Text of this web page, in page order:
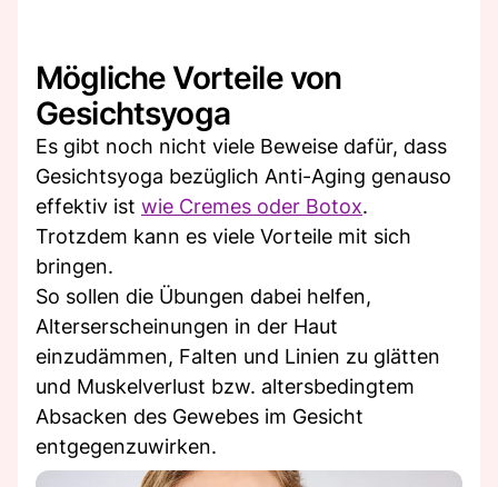
Mögliche Vorteile von
Gesichtsyoga
Es gibt noch nicht viele Beweise dafür, dass
Gesichtsyoga bezüglich Anti-Aging genauso
effektiv ist wie Cremes oder Botox.
Trotzdem kann es viele Vorteile mit sich
bringen.
So sollen die Übungen dabei helfen,
Alterserscheinungen in der Haut
einzudämmen, Falten und Linien zu glätten
und Muskelverlust bzw. altersbedingtem
Absacken des Gewebes im Gesicht
entgegenzuwirken.